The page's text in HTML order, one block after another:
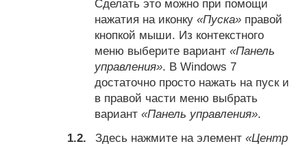
Сделать это можно при помощи
нажатия на иконку «Пуска» правой
кнопкой мыши. Из контекстного
меню выберите вариант «Панель
управления». В Windows 7
достаточно просто нажать на пуск и
в правой части меню выбрать
вариант «Панель управления».
Здесь нажмите на элемент «Центр